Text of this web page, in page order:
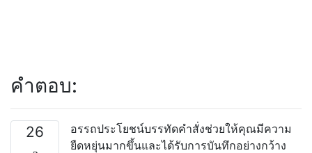
คำตอบ:
26
อรรถประโยชน์บรรทัดคำสั่งช่วยให้คุณมีความ
ยืดหยุ่นมากขึ้นและได้รับการบันทึกอย่างกว้าง